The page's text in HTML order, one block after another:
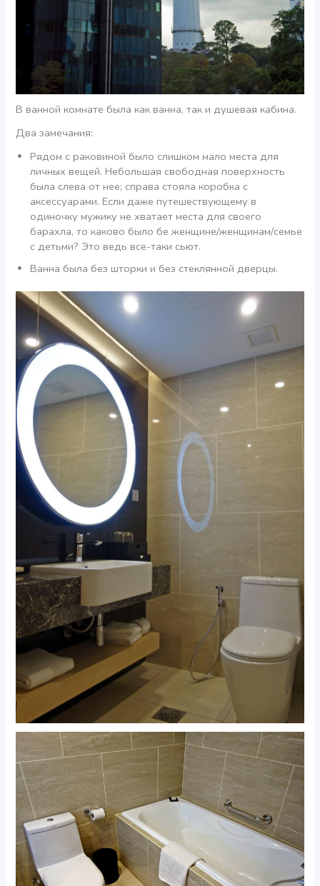
В ванной комнате была как ванна, так и душевая кабина.
Два замечания:
Рядом с раковиной было слишком мало места для
личных вещей. Небольшая свободная поверхность
была слева от нее; справа стояла коробка с
аксессуарами. Если даже путешествующему в
одиночку мужику не хватает места для своего
барахла, то каково было бе женщине/женщинам/семье
с детьми? Это ведь все-таки сьют.
Ванна была без шторки и без стеклянной дверцы.